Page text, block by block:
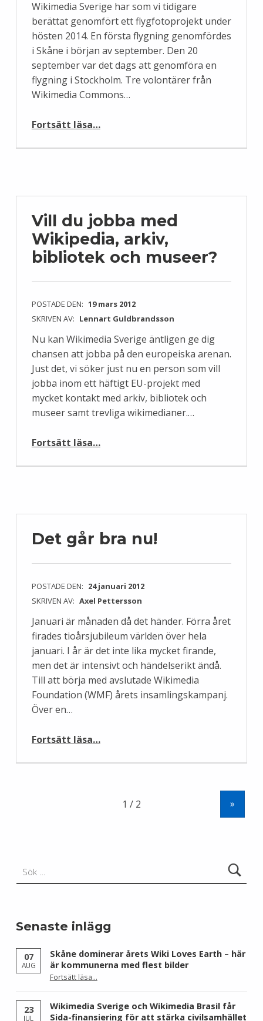
Wikimedia Sverige har som vi tidigare
berättat genomfört ett flygfotoprojekt under
hösten 2014. En första flygning genomfördes
i Skåne i början av september. Den 20
september var det dags att genomföra en
flygning i Stockholm. Tre volontärer från
Wikimedia Commons…
Fortsätt läsa…
Vill du jobba med
Wikipedia, arkiv,
bibliotek och museer?
POSTADE DEN: 19 mars 2012
SKRIVEN AV: Lennart Guldbrandsson
Nu kan Wikimedia Sverige äntligen ge dig
chansen att jobba på den europeiska arenan.
Just det, vi söker just nu en person som vill
jobba inom ett häftigt EU-projekt med
mycket kontakt med arkiv, bibliotek och
museer samt trevliga wikimedianer.…
Fortsätt läsa“Vill du jobba med Wikipedia, arkiv, bibliotek och museer?”
…
Det går bra nu!
POSTADE DEN: 24 januari 2012
SKRIVEN AV: Axel Pettersson
Januari är månaden då det händer. Förra året
firades tioårsjubileum världen över hela
januari. I år är det inte lika mycket firande,
men det är intensivt och händelserikt ändå.
Till att börja med avslutade Wikimedia
Foundation (WMF) årets insamlingskampanj.
Över en…
Fortsätt läsa…
»
Senaste inlägg
07
AUG
Skåne dominerar årets Wiki Loves Earth – här
är kommunerna med flest bilder
Fortsätt läsa“Skåne dominerar årets Wiki Loves Earth – här är kommunerna med flest bilder”
…
23
JUL
Wikimedia Sverige och Wikimedia Brasil får
Sida-finansiering för att stärka civilsamhället